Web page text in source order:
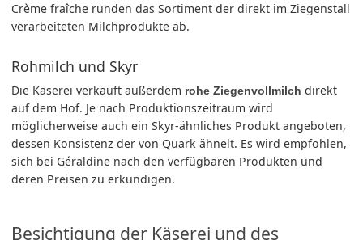
Crème fraîche runden das Sortiment der direkt im Ziegenstall
verarbeiteten Milchprodukte ab.
Rohmilch und Skyr
Die Käserei verkauft außerdem rohe Ziegenvollmilch direkt
auf dem Hof. Je nach Produktionszeitraum wird
möglicherweise auch ein Skyr-ähnliches Produkt angeboten,
dessen Konsistenz der von Quark ähnelt. Es wird empfohlen,
sich bei Géraldine nach den verfügbaren Produkten und
deren Preisen zu erkundigen.
Besichtigung der Käserei und des